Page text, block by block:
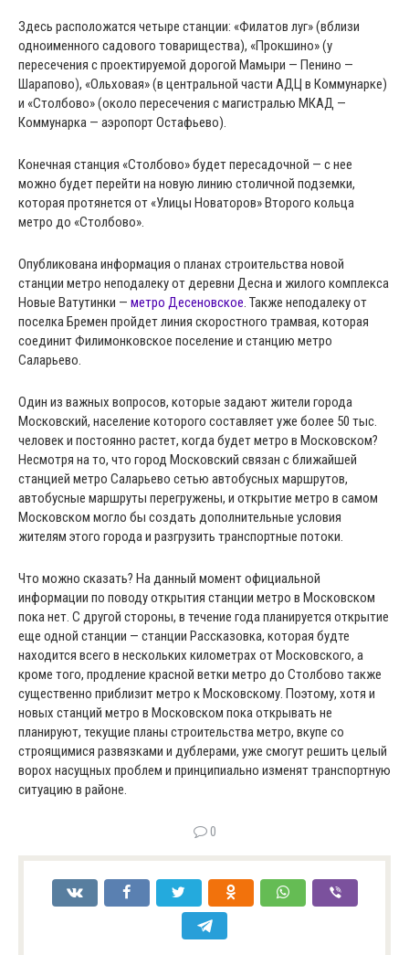
Здесь расположатся четыре станции: «Филатов луг» (вблизи
одноименного садового товарищества), «Прокшино» (у
пересечения с проектируемой дорогой Мамыри — Пенино —
Шарапово), «Ольховая» (в центральной части АДЦ в Коммунарке)
и «Столбово» (около пересечения с магистралью МКАД —
Коммунарка — аэропорт Остафьево).
Конечная станция «Столбово» будет пересадочной — с нее
можно будет перейти на новую линию столичной подземки,
которая протянется от «Улицы Новаторов» Второго кольца
метро до «Столбово».
Опубликована информация о планах строительства новой
станции метро неподалеку от деревни Десна и жилого комплекса
Новые Ватутинки — метро Десеновское. Также неподалеку от
поселка Бремен пройдет линия скоростного трамвая, которая
соединит Филимонковское поселение и станцию метро
Саларьево.
Один из важных вопросов, которые задают жители города
Московский, население которого составляет уже более 50 тыс.
человек и постоянно растет, когда будет метро в Московском?
Несмотря на то, что город Московский связан с ближайшей
станцией метро Саларьево сетью автобусных маршрутов,
автобусные маршруты перегружены, и открытие метро в самом
Московском могло бы создать дополнительные условия
жителям этого города и разгрузить транспортные потоки.
Что можно сказать? На данный момент официальной
информации по поводу открытия станции метро в Московском
пока нет. С другой стороны, в течение года планируется открытие
еще одной станции — станции Рассказовка, которая будте
находится всего в нескольких километрах от Московского, а
кроме того, продление красной ветки метро до Столбово также
существенно приблизит метро к Московскому. Поэтому, хотя и
новых станций метро в Московском пока открывать не
планируют, текущие планы строительства метро, вкупе со
строящимися развязками и дублерами, уже смогут решить целый
ворох насущных проблем и принципиально изменят транспортную
ситуацию в районе.
0